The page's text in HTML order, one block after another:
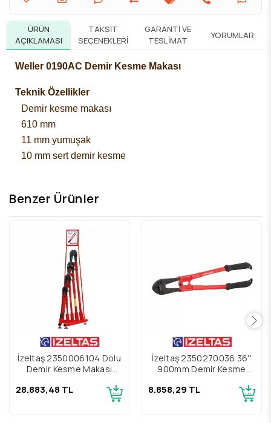
ÜRÜN
AÇIKLAMASI
TAKSIT
SEÇENEKLERI
GARANTI VE
TESLIMAT
YORUMLAR
Weller 0190AC Demir Kesme Makası
Teknik Özellikler
Demir kesme makası
610 mm
11 mm yumuşak
10 mm sert demir kesme
Benzer Ürünler
İzeltaş 2350006104 Dolu
Demir Kesme Makası
28.883,48 TL
İzeltaş 2350270036 36''
900mm Demir Kesme
8.858,29 TL